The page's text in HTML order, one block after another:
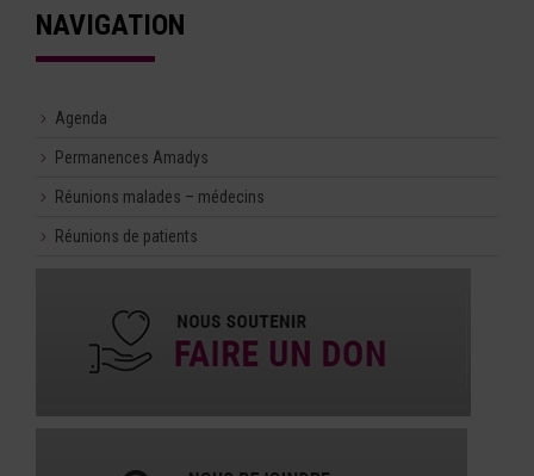
NAVIGATION
Agenda
Permanences Amadys
Réunions malades – médecins
Réunions de patients